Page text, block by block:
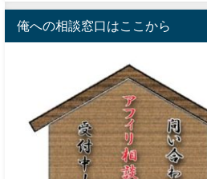
俺への相談窓口はここから